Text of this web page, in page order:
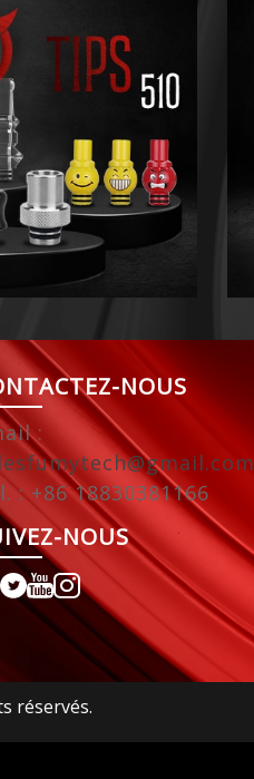
NOUS
:
: +86 18830381166
NOUS
réservés.